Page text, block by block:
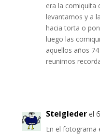
era la comiquita
levantamos y a
hacia torta o
luego las
aquellos años
reunimos
Steigleder el
En el fotograma